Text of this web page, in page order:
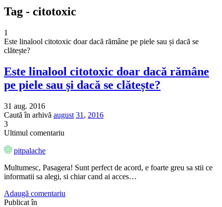
Tag - citotoxic
1
Este linalool citotoxic doar dacă rămâne pe piele sau și dacă se
clătește?
Este linalool citotoxic doar dacă rămâne
pe piele sau și dacă se clătește?
31 aug. 2016
Caută în arhivă august 31 , 2016
3
Ultimul comentariu
pitpalache
Multumesc, Pasagera! Sunt perfect de acord, e foarte greu sa stii ce
informatii sa alegi, si chiar cand ai acces…
Adaugă comentariu
Publicat în